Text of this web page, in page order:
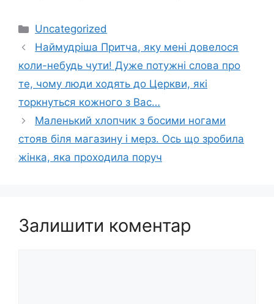
Категорії
Uncategorized
Наймудріша Притча, яку мені довелося
коли-небудь чути! Дуже потужні слова про
те, чому люди ходять до Церкви, які
торкнуться кожного з Вас…
Маленький хлопчик з босими ногами
стояв біля магазину і мерз. Ось що зробила
жінка, яка проходила поруч
Залишити коментар